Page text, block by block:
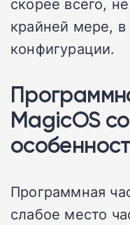
крайней мере, в
конфигурации.
MagicOS
Программная
слабое место